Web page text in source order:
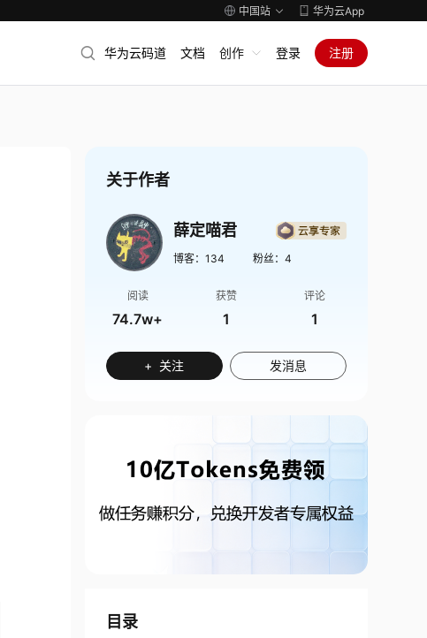
中国站 华为云App
华为云码道 文档 创作 登录 注册
关于作者
薛定喵君
博客： 134 粉丝： 4
阅读
74.7w+
获赞
1
评论
1
+ 关注 发消息
目录